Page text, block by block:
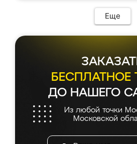
Еще
БЕСПЛАТНОЕ
ДО НАШЕГО
Из любой точки
Московской